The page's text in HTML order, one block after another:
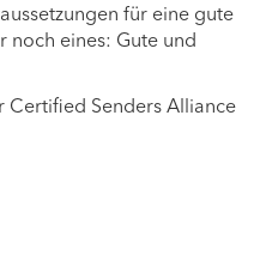
für eine gute
noch eines: Gute und
Certified Senders Alliance